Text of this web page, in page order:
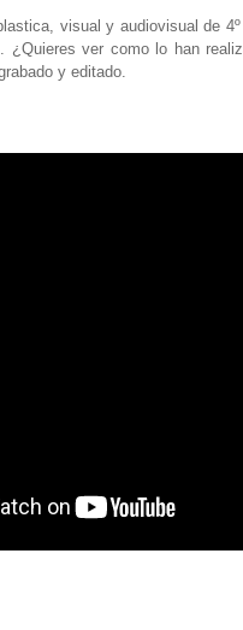
visual y audiovisual de
¿Quieres ver como lo han
y editado.